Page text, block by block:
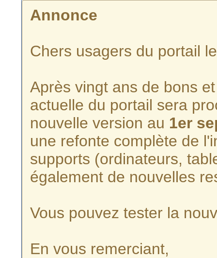
Annonce
Chers usagers du portail
Après vingt ans de bons
actuelle du portail sera
nouvelle version au 1er
une refonte complète de
supports (ordinateurs,
également de nouvelles
Vous pouvez tester la
En vous remerciant,